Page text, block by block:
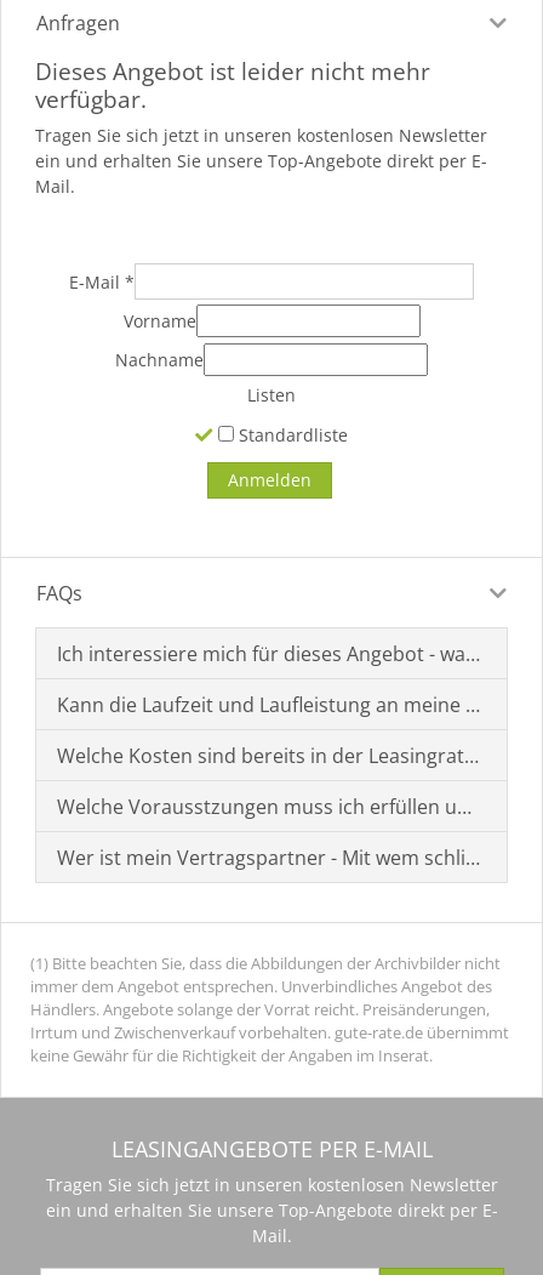
Anfragen
Dieses Angebot ist leider nicht mehr
verfügbar.
Tragen Sie sich jetzt in unseren kostenlosen Newsletter
ein und erhalten Sie unsere Top-Angebote direkt per E-
Mail.
E-Mail *
Vorname
Nachname
Listen
Standardliste
FAQs
Ich interessiere mich für dieses Angebot - was muss
Kann die Laufzeit und Laufleistung an meine
Welche Kosten sind bereits in der Leasingrate
Welche Vorausstzungen muss ich erfüllen um einen
Wer ist mein Vertragspartner - Mit wem schließe ich
(1) Bitte beachten Sie, dass die Abbildungen der Archivbilder nicht
immer dem Angebot entsprechen. Unverbindliches Angebot des
Händlers. Angebote solange der Vorrat reicht. Preisänderungen,
Irrtum und Zwischenverkauf vorbehalten. gute-rate.de übernimmt
keine Gewähr für die Richtigkeit der Angaben im Inserat.
LEASINGANGEBOTE PER E-MAIL
Tragen Sie sich jetzt in unseren kostenlosen Newsletter
ein und erhalten Sie unsere Top-Angebote direkt per E-
Mail.